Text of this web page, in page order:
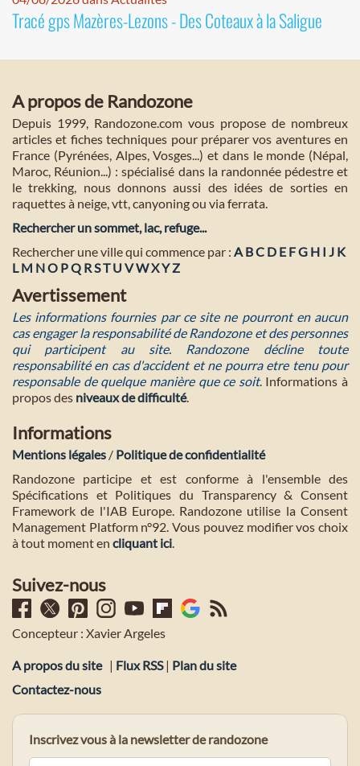
Tracé gps Mazères-Lezons - Des Coteaux à la Saligue
A propos de Randozone
Depuis 1999, Randozone.com vous propose de nombreux
articles et fiches techniques pour préparer vos aventures en
France (Pyrénées, Alpes, Vosges...) et dans le monde (Népal,
Maroc, Réunion...) : spécialisé dans la randonnée pédestre et
le trekking, nous donnons aussi des idées de sorties en
raquettes à neige, vtt, canyoning ou via ferrata.
Rechercher un sommet, lac, refuge...
Rechercher une ville qui commence par : A BC D E FG H I J K
L M NO PQ RST U VWXYZ
Avertissement
Les informations fournies par ce site ne pourront en aucun
cas engager la responsabilité de Randozone et des personnes
qui participent au site. Randozone décline toute
responsabilité en cas d'accident et ne pourra etre tenu pour
responsable de quelque manière que ce soit. Informations à
propos des niveaux de difficulté.
Informations
Mentions légales / Politique de confidentialité
Randozone participe et est conforme à l'ensemble des
Spécifications et Politiques du Transparency & Consent
Framework de l'IAB Europe. Randozone utilise la Consent
Management Platform n°92. Vous pouvez modifier vos choix
à tout moment en cliquant ici.
Suivez-nous
Concepteur : Xavier Argeles
A propos du site | Flux RSS| Plan du site
Contactez-nous
Inscrivez vous à la newsletter de randozone